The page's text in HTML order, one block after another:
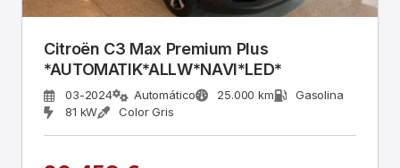
Citroën C3 Max Premium Plus
*AUTOMATIK*ALLW*NAVI*LED*
03-2024 Automático 25.000 km
Gasolina
81 kW
Color Gris